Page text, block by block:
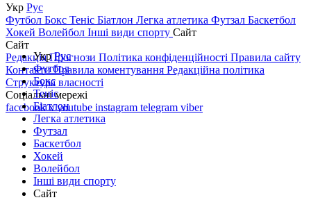
Укр Рус
Футбол Бокс Теніс Біатлон Легка атлетика Футзал Баскетбол
Хокей Волейбол Інші види спорту Сайт
Сайт
РедакціяПрогнози Політика конфіденційності Правила сайту
КонтактиПравила коментування Редакційна політика
Структура власності
Соціальні мережі
facebookxyoutube instagram telegram viber
УкрРус
Футбол
Бокс
Теніс
Біатлон
Легка атлетика
Футзал
Баскетбол
Хокей
Волейбол
Інші види спорту
Сайт